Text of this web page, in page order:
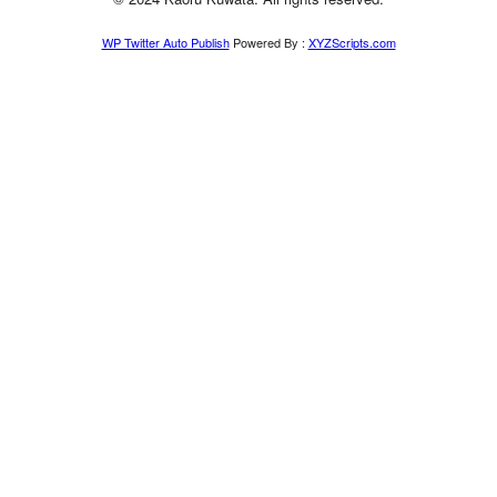
WP Twitter Auto PublishPowered By : XYZScripts.com